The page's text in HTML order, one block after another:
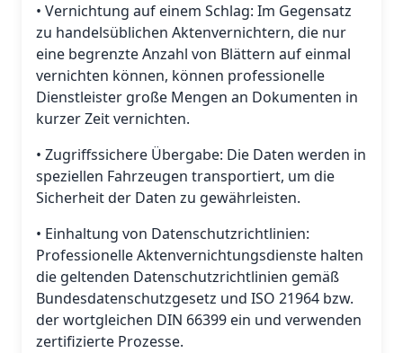
• Vernichtung auf einem Schlag: Im Gegensatz
zu handelsüblichen Aktenvernichtern, die nur
eine begrenzte Anzahl von Blättern auf einmal
vernichten können, können professionelle
Dienstleister große Mengen an Dokumenten in
kurzer Zeit vernichten.
• Zugriffssichere Übergabe: Die Daten werden in
speziellen Fahrzeugen transportiert, um die
Sicherheit der Daten zu gewährleisten.
• Einhaltung von Datenschutzrichtlinien:
Professionelle Aktenvernichtungsdienste halten
die geltenden Datenschutzrichtlinien gemäß
Bundesdatenschutzgesetz und ISO 21964 bzw.
der wortgleichen DIN 66399 ein und verwenden
zertifizierte Prozesse.